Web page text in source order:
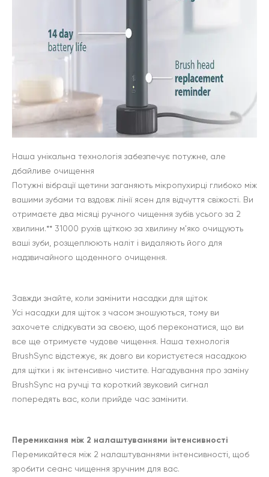
Наша унікальна технологія забезпечує потужне, але
дбайливе очищення
Потужні вібрації щетини заганяють мікропухирці глибоко між
вашими зубами та вздовж лінії ясен для відчуття свіжості. Ви
отримаєте два місяці ручного чищення зубів усього за 2
хвилини.** 31000 рухів щіткою за хвилину м'яко очищують
ваші зуби, розщеплюють наліт і видаляють його для
надзвичайного щоденного очищення.
Завжди знайте, коли замінити насадки для щіток
Усі насадки для щіток з часом зношуються, тому ви
захочете слідкувати за своєю, щоб переконатися, що ви
все ще отримуєте чудове чищення. Наша технологія
BrushSync відстежує, як довго ви користуєтеся насадкою
для щітки і як інтенсивно чистите. Нагадування про заміну
BrushSync на ручці та короткий звуковий сигнал
попередять вас, коли прийде час замінити.
Перемикання між 2 налаштуваннями інтенсивності
Перемикайтеся між 2 налаштуваннями інтенсивності, щоб
зробити сеанс чищення зручним для вас.